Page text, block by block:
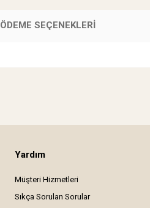
ÖDEME SEÇENEKLERI
Yardım
Müşteri Hizmetleri
Sıkça Sorulan Sorular